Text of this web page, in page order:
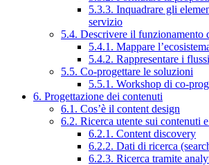
5.3.3. Inquadrare gli
servizio
5.4. Descrivere il funzionamento
5.4.1. Mappare
5.4.2. Rappresentare i
5.5. Co-progettare le soluzioni
5.5.1. Workshop di co-
6. Progettazione dei contenuti
6.1. Cos’è il content design
6.2. Ricerca utente sui contenuti
6.2.1. Content discovery
6.2.2. Dati di ricerca
6.2.3. Ricerca tramite